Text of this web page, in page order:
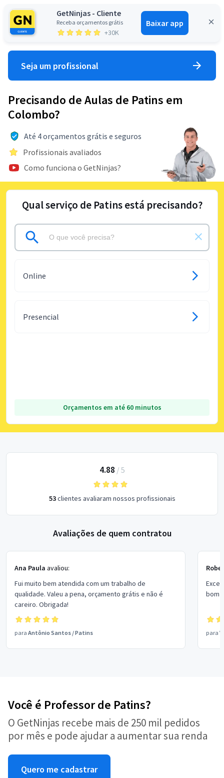
GetNinjas - Cliente
Receba orçamentos grátis
+30K
Baixar app
Entrar
Seja um profissional
Precisando de Aulas de Patins em
Colombo?
Até 4 orçamentos grátis e seguros
Profissionais avaliados
Como funciona o GetNinjas?
Qual serviço de Patins está precisando?
Online
Presencial
Orçamentos em até 60 minutos
4.88 / 5
53clientes avaliaram nossos profissionais
Avaliações de quem contratou
Ana Paula avaliou:
Fui muito bem atendida com um trabalho de
qualidade. Valeu a pena, orçamento grátis e não é
careiro. Obrigada!
para Antônio Santos /Patins
bom
para
Você é Professor de Patins?
O GetNinjas recebe mais de 250 mil pedidos
por mês e pode ajudar a aumentar sua renda
Quero me cadastrar